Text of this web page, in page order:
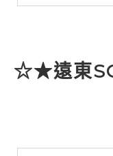
☆★遠東